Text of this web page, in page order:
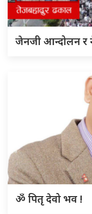
जेनजी आन्दोलन र
ॐ पितृ देवो भव !